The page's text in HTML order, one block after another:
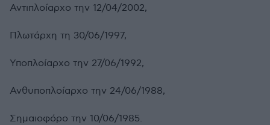
Αντιπλοίαρχο την 12/04/2002,
Πλωτάρχη τη 30/06/1997,
Υποπλοίαρχο την 27/06/1992,
Ανθυποπλοίαρχο την 24/06/1988,
Σημαιοφόρο την 10/06/1985.